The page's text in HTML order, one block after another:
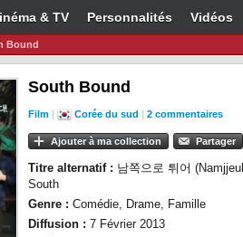
& TV Personnalités Vidéos
Bound
South Bound
Film | Corée du sud | 2 commentaires
Ajouter à ma collection Partager
Titre alternatif : 남쪽으로 튀어
South
Genre : Comédie, Drame, Famille
Diffusion : 7 Février 2013